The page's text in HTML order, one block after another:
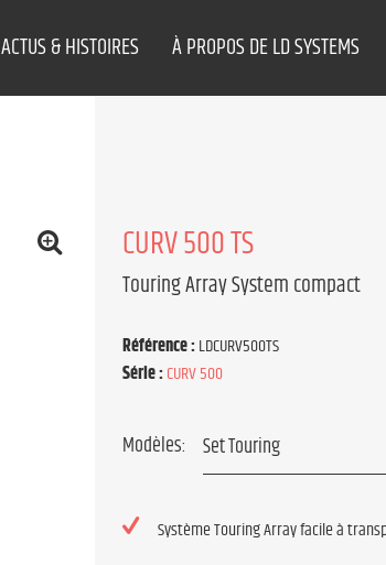
ACTUS & HISTOIRES À PROPOS DE LD SYSTEMS
CURV 500 TS
Touring Array System compact
Référence :LDCURV500TS
Série :CURV 500
Modèles:
Système Touring Array facile à